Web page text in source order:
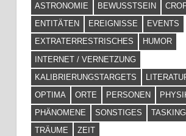
ASTRONOMIE
BEWUSSTSEIN
ENTITÄTEN
EREIGNISSE
EVENTS
EXTRATERRESTRISCHES
HUMOR
INTERNET / VERNETZUNG
KALIBRIERUNGSTARGETS
OPTIMA
ORTE PERSONEN
PHÄNOMENE
SONSTIGES TASKING
TRÄUME
ZEIT